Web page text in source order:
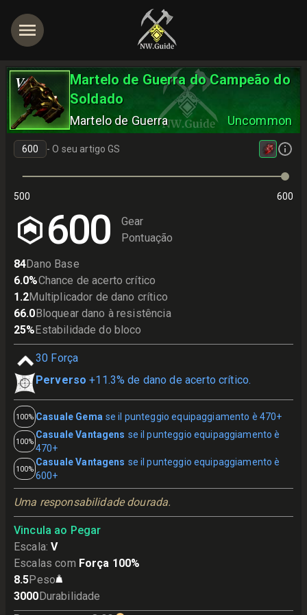
V
Martelo de Guerra do Campeão do
Soldado
Martelo de Guerra Uncommon
-O seu artigo GS
500 600
600
Gear
Pontuação
84Dano Base
6.0%Chance de acerto crítico
1.2Multiplicador de dano crítico
66.0Bloquear dano à resistência
25%Estabilidade do bloco
30 Força
Perverso +11.3% de dano de acerto crítico.
100% Casuale Gema se il punteggio equipaggiamento è 470+
100%
Casuale Vantagens se il punteggio equipaggiamento è
470+
100%
Casuale Vantagens se il punteggio equipaggiamento è
600+
Uma responsabilidade dourada.
Vincula ao Pegar
Escala: V
Escalas com Força 100%
8.5Peso
3000Durabilidade